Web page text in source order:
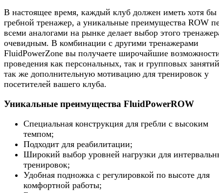
В настоящее время, каждый клуб должен иметь хотя бы
гребной тренажер, а уникальные преимущества ROW
всеми аналогами на рынке делает выбор этого
очевидным. В комбинации с другими тренажерами
FluidPowerZone вы получаете широчайшие
проведения как персональных, так и групповых
так же дополнительную мотивацию для тренировок у
посетителей вашего клуба.
Уникальные преимущества FluidPowerROW
Специальная конструкция для гребли с высоким
темпом;
Подходит для реабилитации;
Широкий выбор уровней нагрузки для
тренировок;
Удобная подножка с регулировкой по высоте для
комфортной работы;